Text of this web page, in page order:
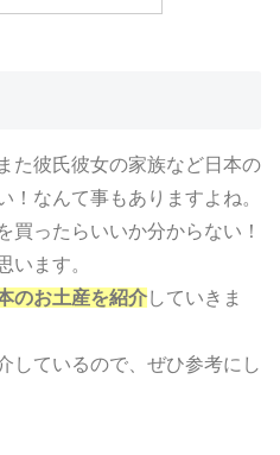
た彼氏彼女の家族など日本の
！なんて事もありますよね。
買ったらいいか分からない！
います。
のお土産を紹介していきま
しているので、ぜひ参考にし